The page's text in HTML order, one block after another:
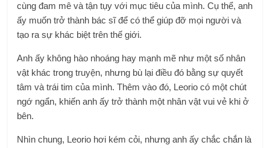
cùng đam mê và tận tụy với mục tiêu của mình. Cụ thể, anh
ấy muốn trở thành bác sĩ để có thể giúp đỡ mọi người và
tạo ra sự khác biệt trên thế giới.
Anh ấy không hào nhoáng hay mạnh mẽ như một số nhân
vật khác trong truyện, nhưng bù lại điều đó bằng sự quyết
tâm và trái tim của mình. Thêm vào đó, Leorio có một chút
ngớ ngẩn, khiến anh ấy trở thành một nhân vật vui vẻ khi ở
bên.
Nhìn chung, Leorio hơi kém cỏi, nhưng anh ấy chắc chắn là